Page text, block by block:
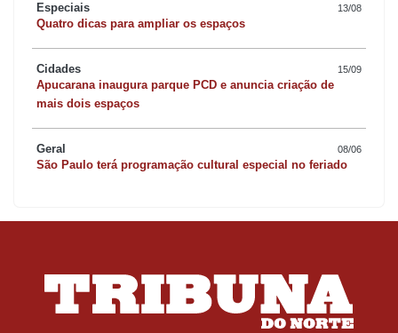
Especiais 13/08
Quatro dicas para ampliar os espaços
Cidades 15/09
Apucarana inaugura parque PCD e anuncia criação de
mais dois espaços
Geral 08/06
São Paulo terá programação cultural especial no feriado